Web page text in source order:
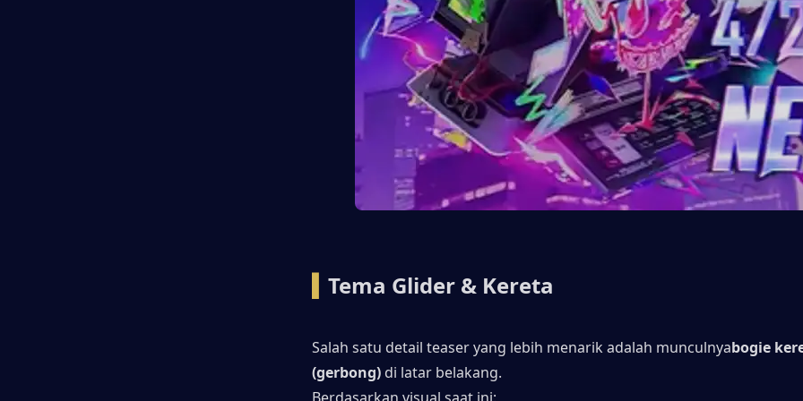
Tema Glider & Kereta
Salah satu detail teaser yang lebih menarik adalah munculnyabogie
(gerbong) di latar belakang.